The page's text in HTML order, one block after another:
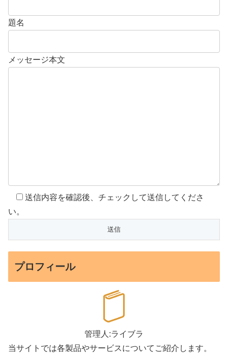
題名
メッセージ本文
送信内容を確認後、チェックして送信してくださ
い。
プロフィール
管理人:ライブラ
当サイトでは各製品やサービスについてご紹介します。